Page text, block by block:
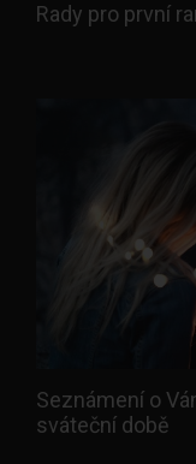
Rady pro první
Seznámení o
sváteční době